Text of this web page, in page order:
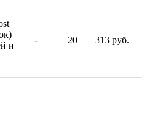
и
- 20 313 руб.